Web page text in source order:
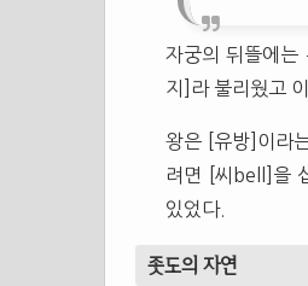
자궁의 뒤뜰에는
지]라 불리웠고
왕은 [유방]이라
려면 [씨bell]을
있었다.
좃도의 자연